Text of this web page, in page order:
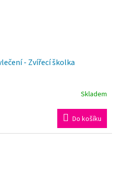
- Zvířecí školka
Skladem
Do košíku